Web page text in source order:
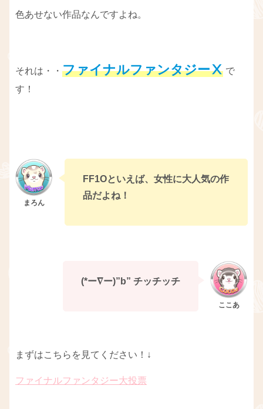
色あせない作品なんですよね。
それは・・ ファイナルファンタジーⅩ で
す！
FF1Oといえば、女性に大人気の作
品だよね！
(*ー∇ー)”b” チッチッチ
まずはこちらを見てください！↓
ファイナルファンタジー大投票